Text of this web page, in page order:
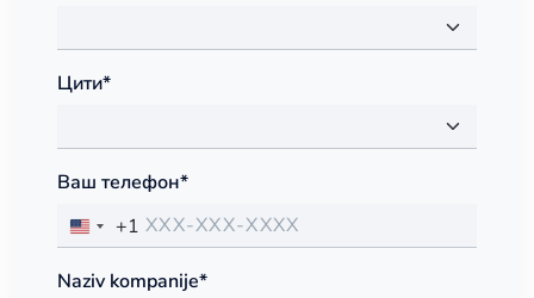
Цити*
Ваш телефон*
+1
Naziv kompanije*